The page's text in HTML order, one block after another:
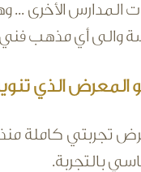
المدارس الأخرى
والى أي مذهب فني
المعرض الذي
تجربتي كاملة
بالتجربة.